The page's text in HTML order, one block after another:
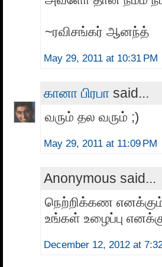
~ரவிசங்கர் ஆனந்த்
May 29, 2011 at 10:31 PM
கானா பிரபா said...
வரும் தல வரும் ;)
May 29, 2011 at 11:09 PM
Anonymous said...
நெற்றிக்கண
உங்கள் உழைப்பு
December 12, 2012 at